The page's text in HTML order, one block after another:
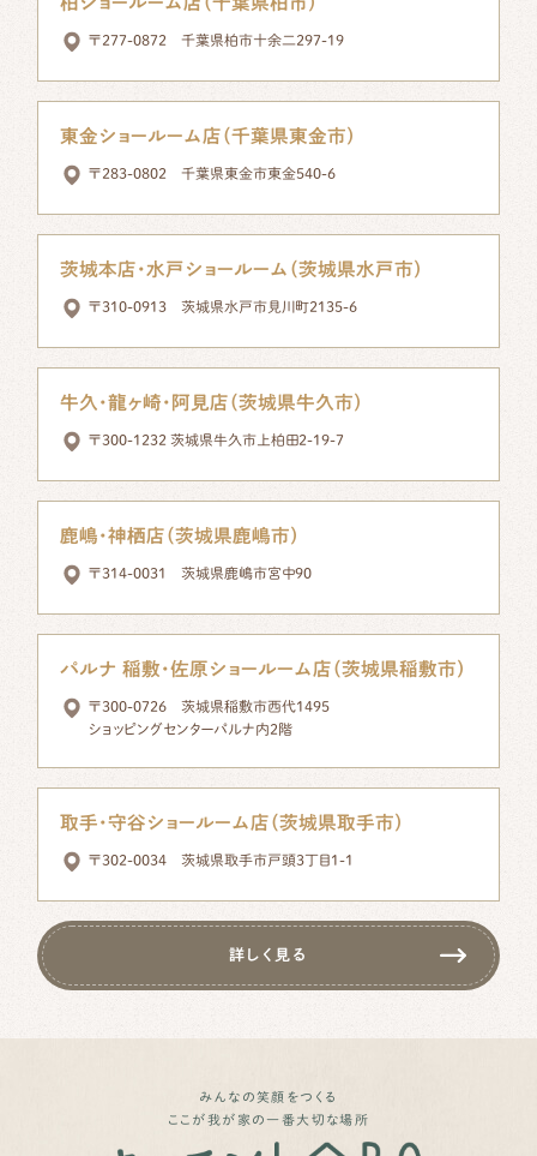
〒277-0872 千葉県柏市十余二297-19
東金ショールーム店（千葉県東金市）
〒283-0802 千葉県東金市東金540-6
茨城本店・水戸ショールーム（茨城県水戸市）
〒310-0913 茨城県水戸市見川町2135-6
牛久・龍ヶ崎・阿見店（茨城県牛久市）
〒300-1232 茨城県牛久市上柏田2-19-7
鹿嶋・神栖店（茨城県鹿嶋市）
〒314-0031 茨城県鹿嶋市宮中90
パルナ 稲敷・佐原ショールーム店（茨城県稲敷市）
〒300-0726 茨城県稲敷市西代1495
ショッピングセンターパルナ内2階
取手・守谷ショールーム店（茨城県取手市）
〒302-0034 茨城県取手市戸頭3丁目1-1
詳しく見る
みんなの笑顔をつくる
ここが我が家の一番大切な場所